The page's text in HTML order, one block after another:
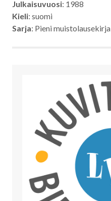
Julkaisuvuosi: 1988
Kieli: suomi
Sarja: Pieni muistolausekirja